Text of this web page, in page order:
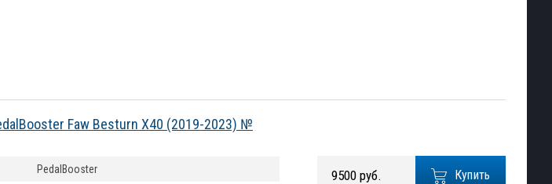
Faw Besturn X40 (2019-2023) №
Купить
9500 руб.
PedalBooster